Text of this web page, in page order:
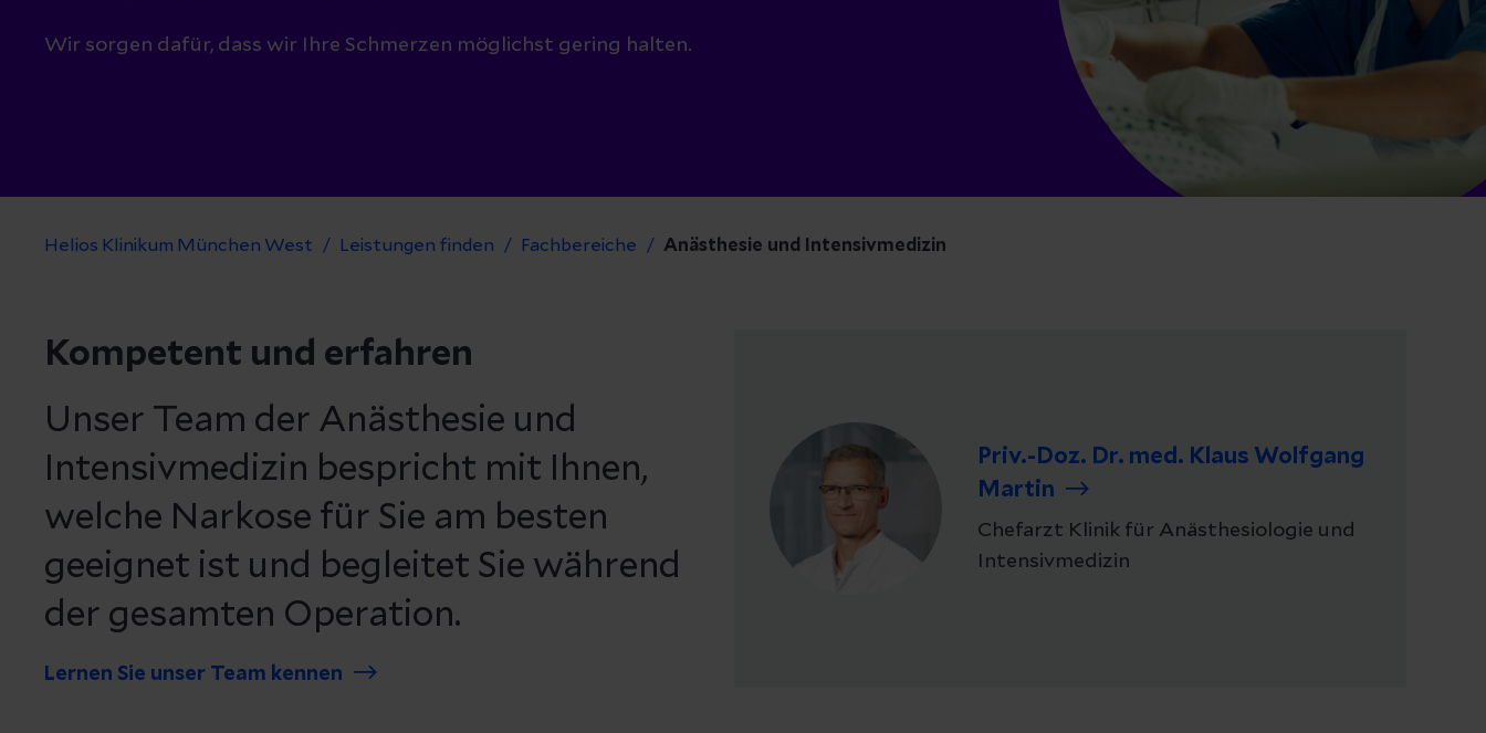
Wir sorgen dafür, dass wir Ihre Schmerzen möglichst gering halten.
Helios Klinikum München West Leistungen finden Fachbereiche Anästhesie und Intensivmedizin
Kompetent und erfahren
Unser Team der Anästhesie und
Intensivmedizin bespricht mit Ihnen,
welche Narkose für Sie am besten
geeignet ist und begleitet Sie während
der gesamten Operation.
Lernen Sie unser Team kennen
Priv.-Doz. Dr. med. Klaus Wolfgang
Martin
Chefarzt Klinik für Anästhesiologie und
Intensivmedizin